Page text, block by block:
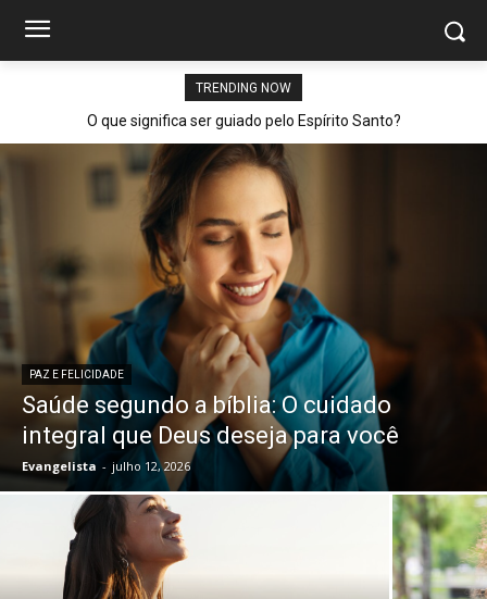
TRENDING NOW
O que significa ser guiado pelo Espírito Santo?
PAZ E FELICIDADE
Saúde segundo a bíblia: O cuidado
integral que Deus deseja para você
Evangelista - julho 12, 2026